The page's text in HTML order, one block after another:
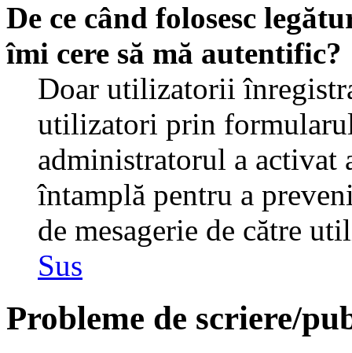
De ce când folosesc
îmi cere să mă autentific?
Doar utilizatorii
utilizatori prin
administratorul a activat
întamplă pentru a
de mesagerie de către
Sus
Probleme de scriere/